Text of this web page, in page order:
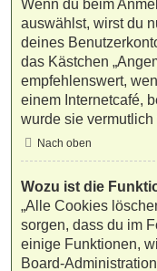
Wenn du beim
auswählst, wirst du
deines
das Kästchen
empfehlenswert,
einem Internetcafé,
wurde sie
Nach oben
Wozu ist die
„Alle Cookies
sorgen, dass du im
einige Funktionen,
Board-